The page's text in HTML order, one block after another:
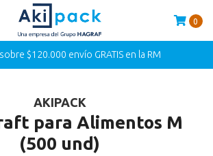
$120.000 envío GRATIS en la RM
0
AKIPACK
para Alimentos M
(500 und)